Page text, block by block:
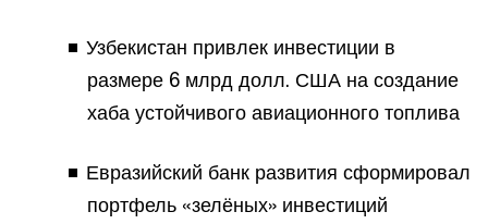
Узбекистан привлек инвестиции в
размере 6 млрд долл. США на создание
хаба устойчивого авиационного топлива
Евразийский банк развития сформировал
портфель «зелёных» инвестиций